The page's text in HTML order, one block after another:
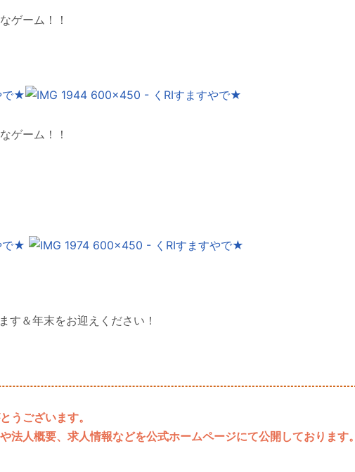
ゲーム！！
ゲーム！！
す＆年末をお迎えください！
うございます。
法人概要、求人情報などを公式ホームページにて公開しております。